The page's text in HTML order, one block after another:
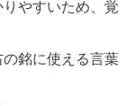
やすいため、覚
銘に使える言葉